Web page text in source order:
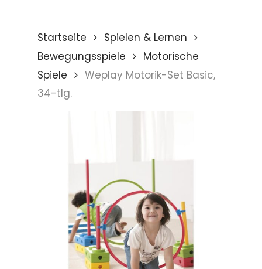
Startseite
Spielen & Lernen
Bewegungsspiele
Motorische
Spiele
Weplay Motorik-Set Basic,
34-tlg.